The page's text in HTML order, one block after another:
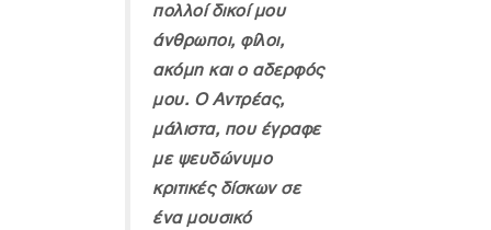
πολλοί δικοί μου
άνθρωποι, φίλοι,
ακόμη και ο αδερφός
μου. Ο Αντρέας,
μάλιστα, που έγραφε
με ψευδώνυμο
κριτικές δίσκων σε
ένα μουσικό